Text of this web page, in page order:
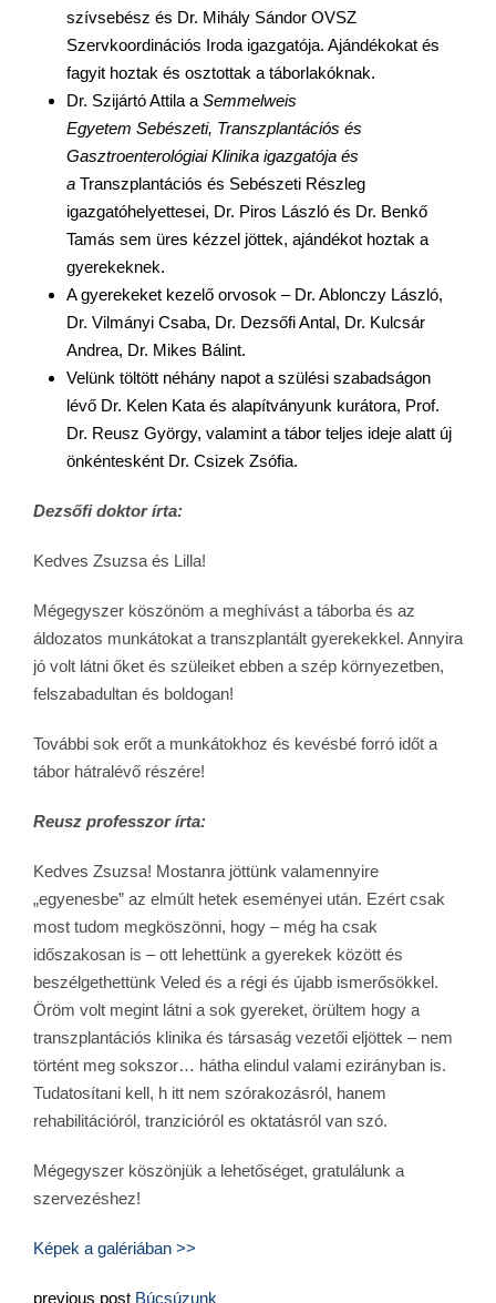
szívsebész és Dr. Mihály Sándor OVSZ
Szervkoordinációs Iroda igazgatója. Ajándékokat és
fagyit hoztak és osztottak a táborlakóknak.
Dr. Szijártó Attila a Semmelweis
Egyetem Sebészeti, Transzplantációs és
Gasztroenterológiai Klinika igazgatója és
a Transzplantációs és Sebészeti Részleg
igazgatóhelyettesei, Dr. Piros László és Dr. Benkő
Tamás sem üres kézzel jöttek, ajándékot hoztak a
gyerekeknek.
A gyerekeket kezelő orvosok – Dr. Ablonczy László,
Dr. Vilmányi Csaba, Dr. Dezsőfi Antal, Dr. Kulcsár
Andrea, Dr. Mikes Bálint.
Velünk töltött néhány napot a szülési szabadságon
lévő Dr. Kelen Kata és alapítványunk kurátora, Prof.
Dr. Reusz György, valamint a tábor teljes ideje alatt új
önkéntesként Dr. Csizek Zsófia.
Dezsőfi doktor írta:
Kedves Zsuzsa és Lilla!
Mégegyszer köszönöm a meghívást a táborba és az
áldozatos munkátokat a transzplantált gyerekekkel. Annyira
jó volt látni őket és szüleiket ebben a szép környezetben,
felszabadultan és boldogan!
További sok erőt a munkátokhoz és kevésbé forró időt a
tábor hátralévő részére!
Reusz professzor írta:
Kedves Zsuzsa! Mostanra jöttünk valamennyire
„egyenesbe” az elmúlt hetek eseményei után. Ezért csak
most tudom megköszönni, hogy – még ha csak
időszakosan is – ott lehettünk a gyerekek között és
beszélgethettünk Veled és a régi és újabb ismerősökkel.
Öröm volt megint látni a sok gyereket, örültem hogy a
transzplantációs klinika és társaság vezetői eljöttek – nem
történt meg sokszor… hátha elindul valami ezirányban is.
Tudatosítani kell, h itt nem szórakozásról, hanem
rehabilitációról, tranzicióról es oktatásról van szó.
Mégegyszer köszönjük a lehetőséget, gratulálunk a
szervezéshez!
Képek a galériában >>
previous post Búcsúzunk